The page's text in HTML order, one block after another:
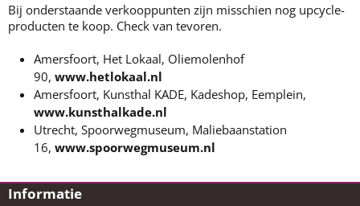
Bij onderstaande verkooppunten zijn misschien nog upcycle-
producten te koop. Check van tevoren.
Amersfoort, Het Lokaal, Oliemolenhof
90, www.hetlokaal.nl
Amersfoort, Kunsthal KADE, Kadeshop, Eemplein,
www.kunsthalkade.nl
Utrecht, Spoorwegmuseum, Maliebaanstation
16, www.spoorwegmuseum.nl
Informatie